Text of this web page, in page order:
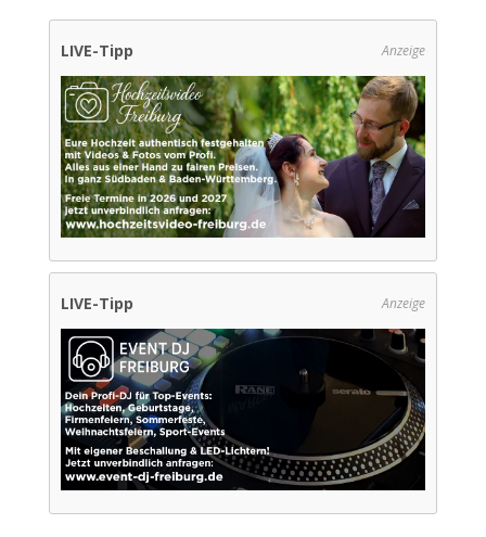
LIVE-Tipp Anzeige
LIVE-Tipp Anzeige